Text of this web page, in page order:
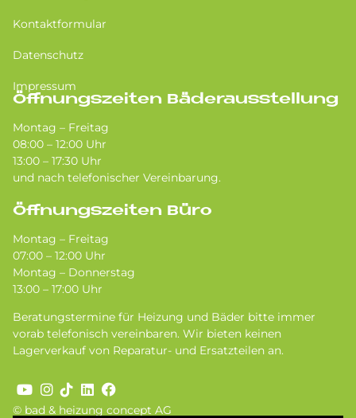
© bad & heizung concept AG
Kontaktformular
Datenschutz
Impressum
Öffnungszeiten Bäderausstellung
Montag – Freitag
08:00 – 12:00 Uhr
13:00 – 17:30 Uhr
und nach telefonischer Vereinbarung.
Öffnungszeiten Büro
Montag – Freitag
07:00 – 12:00 Uhr
Montag – Donnerstag
13:00 – 17:00 Uhr
Beratungstermine für Heizung und Bäder bitte immer
vorab telefonisch vereinbaren. Wir bieten keinen
Lagerverkauf von Reparatur- und Ersatzteilen an.